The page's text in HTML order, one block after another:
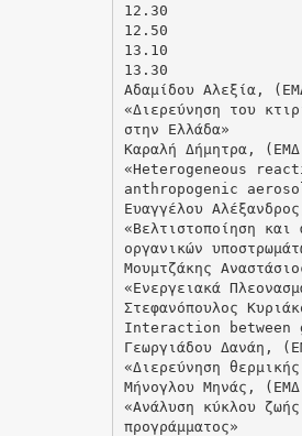
12.30
12.50
13.10
13.30
Αδαμίδου Αλεξία,
«Διερεύνηση του
στην Ελλάδα»
Καραλή Δήμητρα,
«Heterogeneous
anthropogenic
Ευαγγέλου
«Βελτιστοποίηση και
οργανικών
Μουμτζάκης
«Ενεργειακά
Στεφανόπουλος
Interaction between
Γεωργιάδου Δανάη,
«Διερεύνηση
Μήνογλου Μηνάς,
«Ανάλυση κύκλου
προγράμματος»